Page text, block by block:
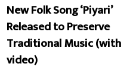
New Folk Song ‘Piyari’
Released to Preserve
Traditional Music (with
video)